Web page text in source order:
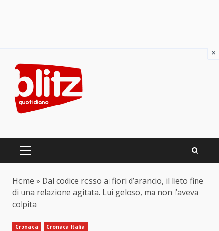
content
PRIMARY
Home » Dal codice rosso ai fiori d’arancio, il lieto fine
di una relazione agitata. Lui geloso, ma non l’aveva
colpita
Cronaca Cronaca Italia
×